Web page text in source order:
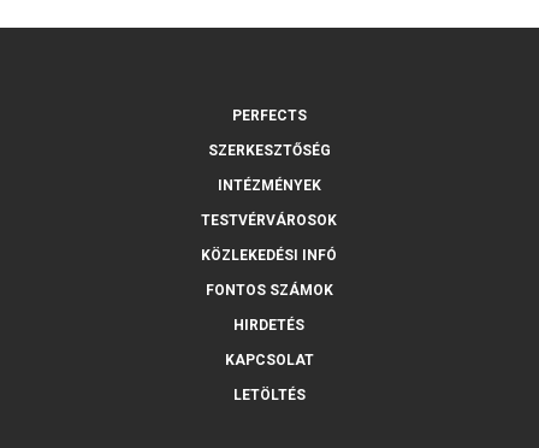
PERFECTS
SZERKESZTŐSÉG
INTÉZMÉNYEK
TESTVÉRVÁROSOK
KÖZLEKEDÉSI INFÓ
FONTOS SZÁMOK
HIRDETÉS
KAPCSOLAT
LETÖLTÉS